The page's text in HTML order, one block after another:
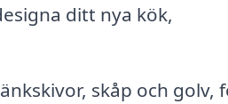
ditt nya kök,
skåp och golv,